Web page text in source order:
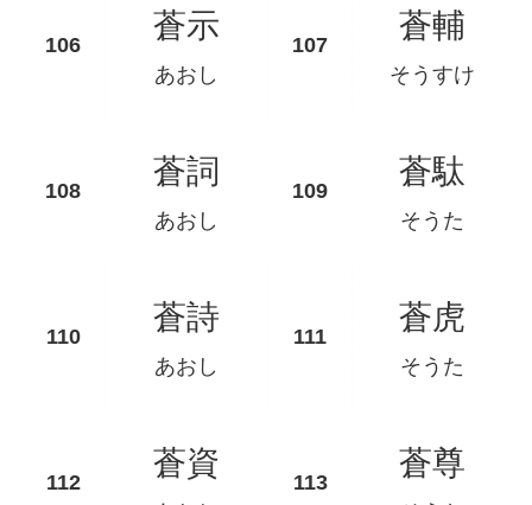
蒼示
あおし
蒼輔
そうすけ
蒼詞
あおし
蒼駄
そうた
蒼詩
あおし
蒼虎
そうた
蒼資 蒼尊